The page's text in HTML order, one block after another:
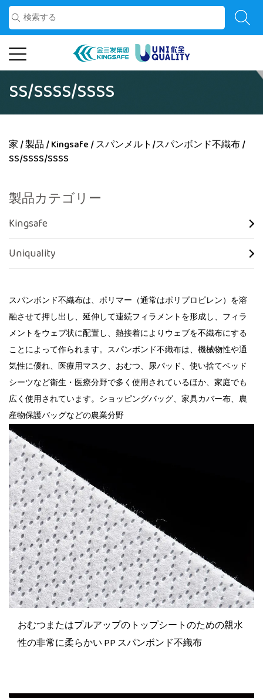
SS/SSSS/SSSS
家 /製品 /Kingsafe /スパンメルト/スパンボンド不織布/
SS/SSSS/SSSS
スパンボンド不織布は、ポリマー（通常はポリプロピレン）を溶
融させて押し出し、延伸して連続フィラメントを形成し、フィラ
メントをウェブ状に配置し、熱接着によりウェブを不織布にする
ことによって作られます。スパンボンド不織布は、機械物性や通
気性に優れ、医療用マスク、おむつ、尿パッド、使い捨てベッド
シーツなど衛生・医療分野で多く使用されているほか、家庭でも
広く使用されています。ショッピングバッグ、家具カバー布、農
産物保護バッグなどの農業分野
おむつまたはプルアップのトップシートのための親水
性の非常に柔らかい PP スパンボンド不織布
製品カテゴリー
Kingsafe
Uniquality